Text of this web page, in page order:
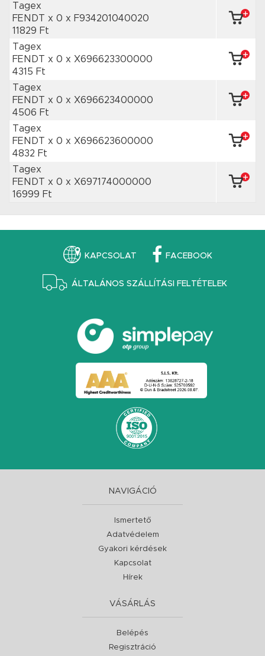
Tagex
FENDT x 0 x F934201040020
11829 Ft
Tagex
FENDT x 0 x X696623300000
4315 Ft
Tagex
FENDT x 0 x X696623400000
4506 Ft
Tagex
FENDT x 0 x X696623600000
4832 Ft
Tagex
FENDT x 0 x X697174000000
16999 Ft
KAPCSOLAT FACEBOOK
ÁLTALÁNOS SZÁLLÍTÁSI FELTÉTELEK
NAVIGÁCIÓ
Ismertető
Adatvédelem
Gyakori kérdések
Kapcsolat
Hírek
VÁSÁRLÁS
Belépés
Regisztráció